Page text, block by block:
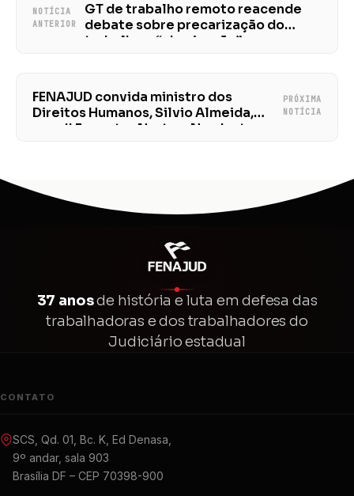
NOTÍCIA
ANTERIOR
GT de trabalho remoto reacende
debate sobre precarização do
trabalho e “uberização” com
FENAJUD convida ministro dos
Direitos Humanos, Silvio Almeida,
para II Encontro Norte e Nordeste
PRÓXIMA
NOTÍCIA
37 anosde história e luta em defesa das
trabalhadoras e dos trabalhadores do
Judiciário estadual
CONTATO
SCS, Qd. 01, Bc. K, Ed Denasa,
9º andar, sala 903
Brasília DF – CEP 70398-900